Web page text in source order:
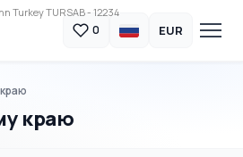
Turkey TURSAB - 12234
0 EUR
краю